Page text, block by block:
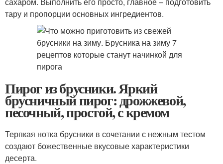
тару и пропорции основных ингредиентов.
Пирог из брусники. Яркий
брусничный пирог: дрожжевой,
песочный, простой, с кремом
Терпкая нотка брусники в сочетании с нежным тестом
создают божественные вкусовые характеристики
десерта.